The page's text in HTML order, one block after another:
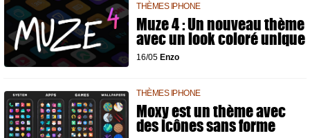
THÈMES IPHONE
Muze 4 : Un nouveau thème
avec un look coloré unique
16/05 Enzo
THÈMES IPHONE
Moxy est un thème avec
des icônes sans forme